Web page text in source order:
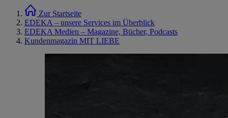
Zur Startseite
EDEKA – unsere Services im Überblick
EDEKA Medien – Magazine, Bücher, Podcasts
Kundenmagazin MIT LIEBE